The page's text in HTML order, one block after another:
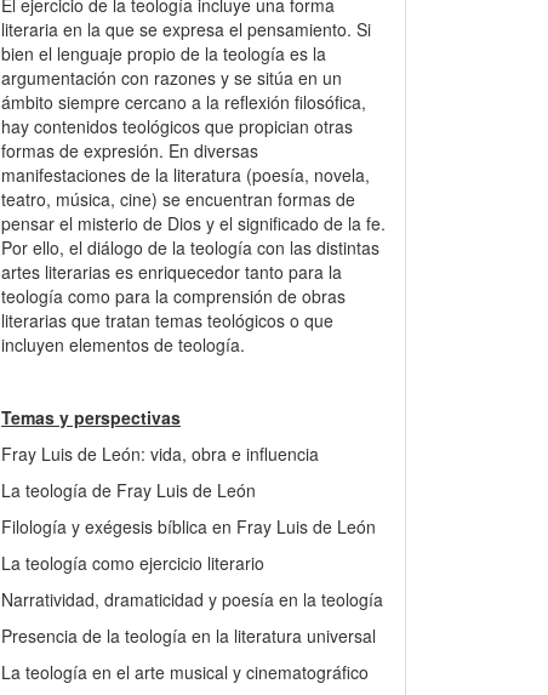
El ejercicio de la teología incluye una forma
literaria en la que se expresa el pensamiento. Si
bien el lenguaje propio de la teología es la
argumentación con razones y se sitúa en un
ámbito siempre cercano a la reflexión filosófica,
hay contenidos teológicos que propician otras
formas de expresión. En diversas
manifestaciones de la literatura (poesía, novela,
teatro, música, cine) se encuentran formas de
pensar el misterio de Dios y el significado de la fe.
Por ello, el diálogo de la teología con las distintas
artes literarias es enriquecedor tanto para la
teología como para la comprensión de obras
literarias que tratan temas teológicos o que
incluyen elementos de teología.
Temas y perspectivas
Fray Luis de León: vida, obra e influencia
La teología de Fray Luis de León
Filología y exégesis bíblica en Fray Luis de León
La teología como ejercicio literario
Narratividad, dramaticidad y poesía en la teología
Presencia de la teología en la literatura universal
La teología en el arte musical y cinematográfico